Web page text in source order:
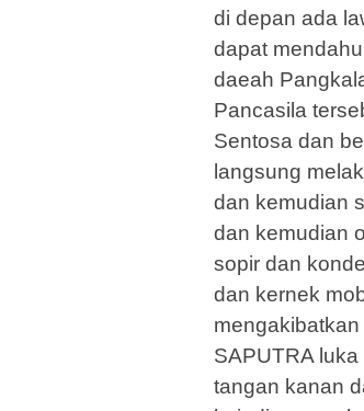
di depan ada
dapat
daeah
Pancasila
Sentosa dan
langsung
dan kemudian
dan kemudian
sopir dan
dan kernek
SAPUTRA
tangan kanan